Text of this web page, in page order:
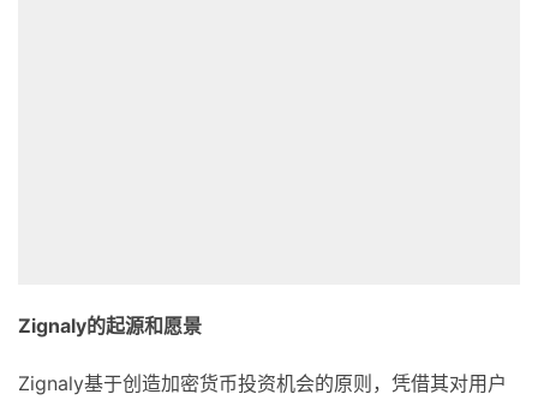
Zignaly的起源和愿景
Zignaly基于创造加密货币投资机会的原则，凭借其对用户